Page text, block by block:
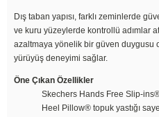
Dış taban yapısı, farklı zeminlerde
ve kuru yüzeylerde kontrollü adımlar
azaltmaya yönelik bir güven duygusu
yürüyüş deneyimi sağlar.
Öne Çıkan Özellikler
Skechers Hands Free Slip-ins®
Heel Pillow® topuk yastığı